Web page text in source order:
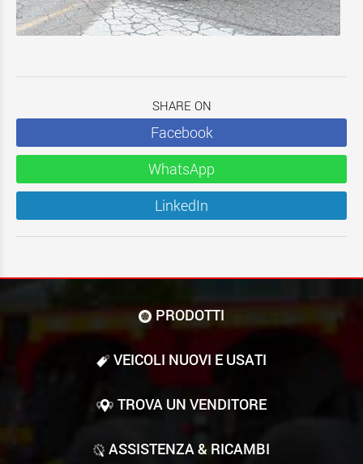
SHARE ON
Facebook
WhatsApp
LinkedIn
PRODOTTI
VEICOLI NUOVI E USATI
TROVA UN VENDITORE
ASSISTENZA & RICAMBI